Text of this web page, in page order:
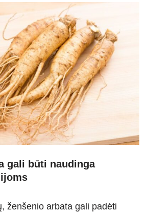
gali būti naudinga
ženšenio arbata gali padėti